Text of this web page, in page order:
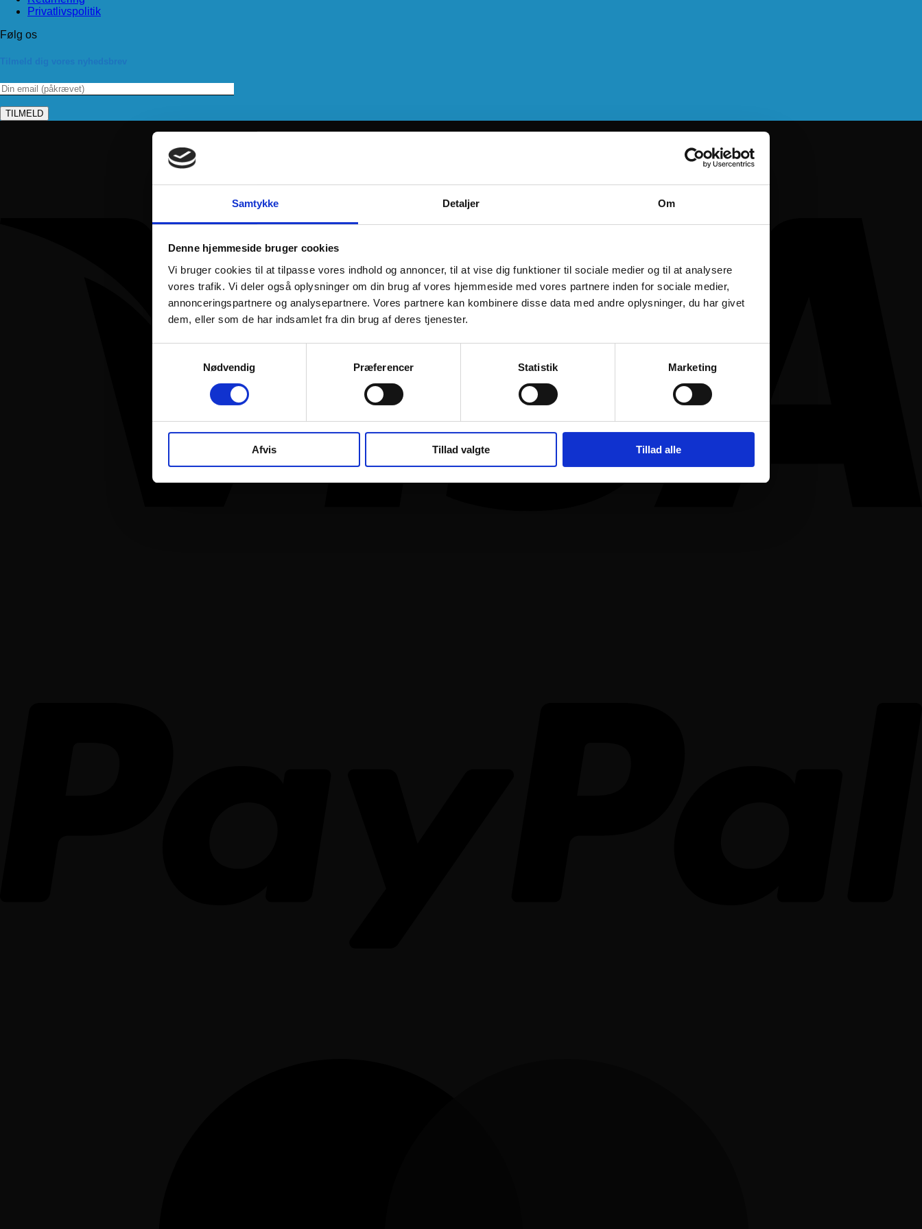
Samtykke Detaljer Om
Denne hjemmeside bruger cookies
Vi bruger cookies til at tilpasse vores indhold og annoncer, til at vise dig funktioner til sociale medier og til at analysere
vores trafik. Vi deler også oplysninger om din brug af vores hjemmeside med vores partnere inden for sociale medier,
annonceringspartnere og analysepartnere. Vores partnere kan kombinere disse data med andre oplysninger, du har givet
dem, eller som de har indsamlet fra din brug af deres tjenester.
Nødvendig
Præferencer Statistik Marketing
Afvis Tillad valgte Tillad alle
Privatlivspolitik
Følg os
Tilmeld dig vores nyhedsbrev